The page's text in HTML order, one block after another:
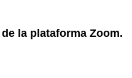
la plataforma Zoom.